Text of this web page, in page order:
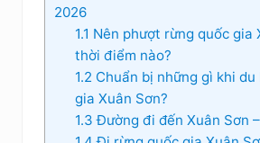
2026
1.1 Nên phượt rừng quốc gia
thời điểm nào?
1.2 Chuẩn bị những gì khi
gia Xuân Sơn?
1.3 Đường đi đến Xuân Sơn